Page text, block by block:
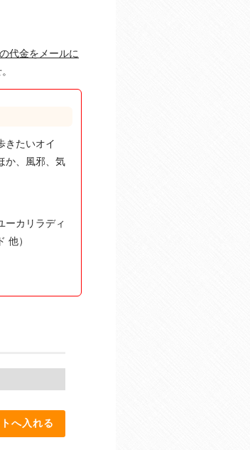
代金をメールに
きたいオイ
か、風邪、気
カリラディ
）